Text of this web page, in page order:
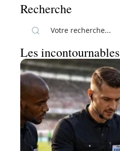
Recherche
Les incontournables